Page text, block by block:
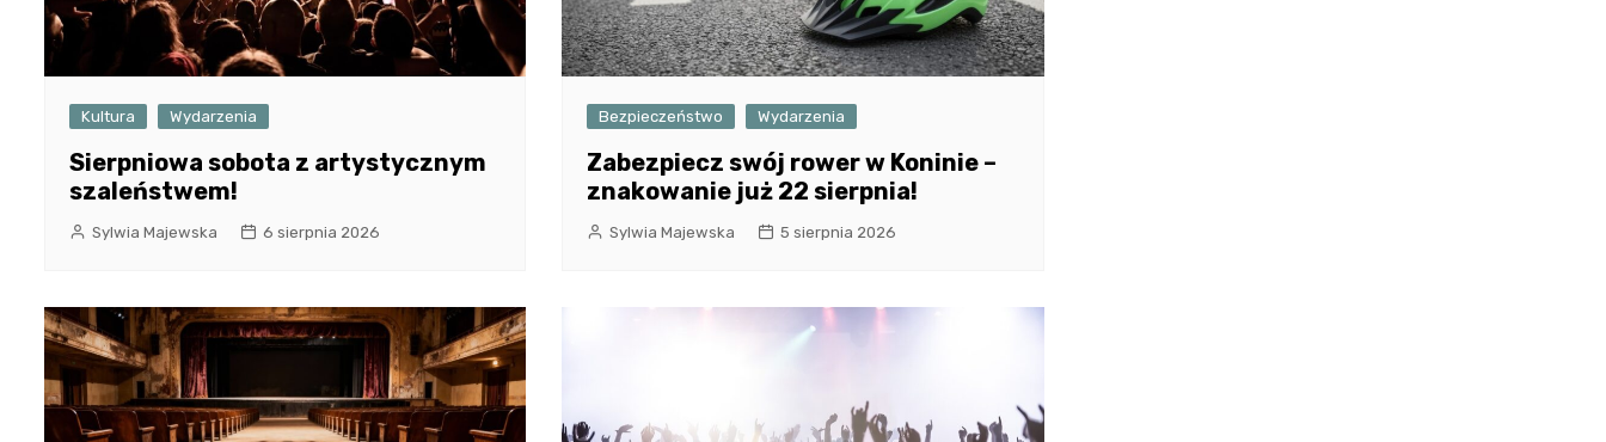
Kultura Wydarzenia
Sierpniowa sobota z artystycznym
szaleństwem!
Sylwia Majewska 6 sierpnia 2026
Bezpieczeństwo Wydarzenia
Zabezpiecz swój rower w Koninie –
znakowanie już 22 sierpnia!
Sylwia Majewska 5 sierpnia 2026